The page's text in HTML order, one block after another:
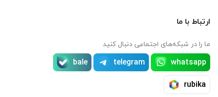
ارتباط با ما
ما را در شبکه‌های اجتماعی دنبال کنید
whatsapp
telegram
bale
rubika